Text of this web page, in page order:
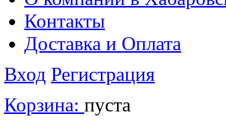
Контакты
Доставка и Оплата
Вход Регистрация
Корзина: пуста